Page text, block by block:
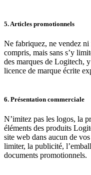
5. Articles promotionnels
Ne fabriquez, ne vendez
compris, mais sans s’y
des marques de Logitech,
licence de marque écrite
6. Présentation commerciale
N’imitez pas les logos, la
éléments des produits
site web dans aucun de
limiter, la publicité,
documents promotionnels.